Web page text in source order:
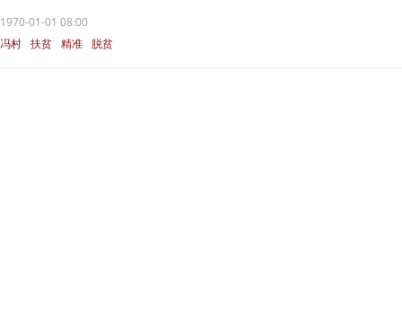
1970-01-01 08:00
冯村 扶贫 精准 脱贫